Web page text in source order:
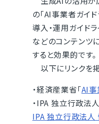
の「AI事業者ガイ
導入・運用ガイド
などのコンテンツ
すると効果的です。
以下にリンクを
・経済産業省「AI事
・IPA 独立行政法
IPA 独立行政法